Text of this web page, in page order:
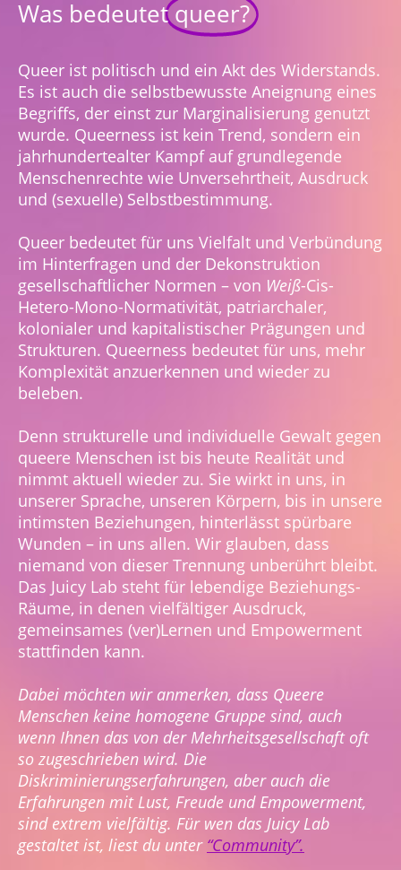
Was bedeutetqueer?
Queer ist politisch und ein Akt des Widerstands.
Es ist auch die selbstbewusste Aneignung eines
Begriffs, der einst zur Marginalisierung genutzt
wurde. Queerness ist kein Trend, sondern ein
jahrhundertealter Kampf auf grundlegende
Menschenrechte wie Unversehrtheit, Ausdruck
und (sexuelle) Selbstbestimmung.
Queer bedeutet für uns Vielfalt und Verbündung
im Hinterfragen und der Dekonstruktion
gesellschaftlicher Normen – von Weiß-Cis-
Hetero-Mono-Normativität, patriarchaler,
kolonialer und kapitalistischer Prägungen und
Strukturen. Queerness bedeutet für uns, mehr
Komplexität anzuerkennen und wieder zu
beleben.
Denn strukturelle und individuelle Gewalt gegen
queere Menschen ist bis heute Realität und
nimmt aktuell wieder zu. Sie wirkt in uns, in
unserer Sprache, unseren Körpern, bis in unsere
intimsten Beziehungen, hinterlässt spürbare
Wunden – in uns allen. Wir glauben, dass
niemand von dieser Trennung unberührt bleibt.
Das Juicy Lab steht für lebendige Beziehungs-
Räume, in denen vielfältiger Ausdruck,
gemeinsames (ver)Lernen und Empowerment
stattfinden kann.
Dabei möchten wir anmerken, dass Queere
Menschen keine homogene Gruppe sind, auch
wenn Ihnen das von der Mehrheitsgesellschaft oft
so zugeschrieben wird. Die
Diskriminierungserfahrungen, aber auch die
Erfahrungen mit Lust, Freude und Empowerment,
sind extrem vielfältig. Für wen das Juicy Lab
gestaltet ist, liest du unter “Community”.